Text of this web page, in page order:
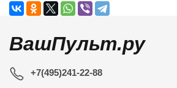
ВашПульт.ру
+7(495)241-22-88